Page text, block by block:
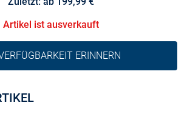
Artikel ist ausverkauft
ERINNERN